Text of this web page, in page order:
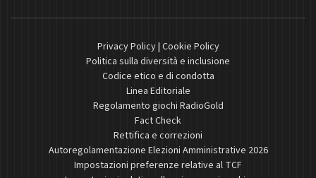
Privacy Policy| Cookie Policy
Politica sulla diversità e inclusione
Codice etico e di condotta
Linea Editoriale
Regolamento giochi RadioGold
Fact Check
Rettifica e correzioni
Autoregolamentazione Elezioni Amministrative 2026
Impostazioni preferenze relative al TCF